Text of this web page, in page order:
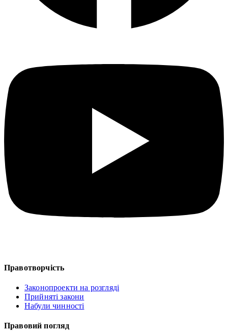
Правотворчість
Законопроекти на розгляді
Прийняті закони
Набули чинності
Правовий погляд